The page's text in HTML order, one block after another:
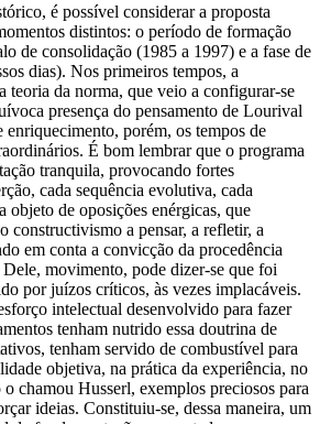
é possível considerar a proposta
distintos: o período de formação
de consolidação (1985 a 1997) e a fase de
dias). Nos primeiros tempos, a
teoria da norma, que veio a configurar-se
presença do pensamento de Lourival
porém, os tempos de
É bom lembrar que o programa
tranquila, provocando fortes
cada sequência evolutiva, cada
objeto de oposições enérgicas, que
constructivismo a pensar, a refletir, a
em conta a convicção da procedência
movimento, pode dizer-se que foi
por juízos críticos, às vezes implacáveis.
intelectual desenvolvido para fazer
tenham nutrido essa doutrina de
tenham servido de combustível para
objetiva, na prática da experiência, no
chamou Husserl, exemplos preciosos para
ideias. Constituiu-se, dessa maneira, um